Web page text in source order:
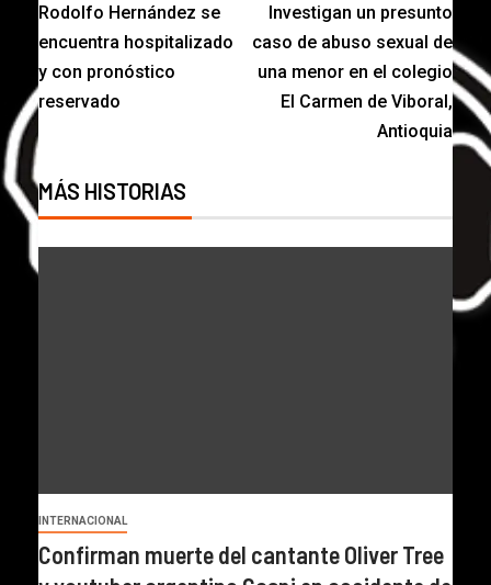
Rodolfo Hernández se
encuentra hospitalizado
y con pronóstico
reservado
Investigan un presunto
caso de abuso sexual de
una menor en el colegio
El Carmen de Viboral,
Antioquia
MÁS HISTORIAS
INTERNACIONAL
Confirman muerte del cantante Oliver Tree